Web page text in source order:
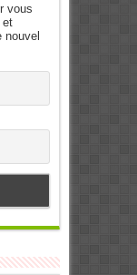
vous
et
nouvel